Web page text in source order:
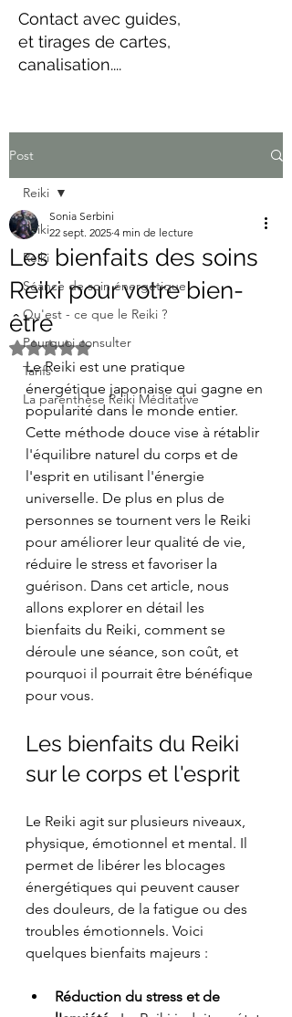
Contact avec guides,
et tirages de cartes,
canalisation....
Post
Reiki
Reiki
Séance de soin énergétique
Qu'est - ce que le Reiki ?
Pourquoi consulter
Tarifs
La parenthèse Reiki Méditative
Reiki
Les bienfaits des soins
Reiki pour votre bien-
être
Sonia Serbini
22 sept. 2025 4 min de lecture
Noté NaN étoiles sur 5.
Le Reiki est une pratique
énergétique japonaise qui gagne en
popularité dans le monde entier.
Cette méthode douce vise à rétablir
l'équilibre naturel du corps et de
l'esprit en utilisant l'énergie
universelle. De plus en plus de
personnes se tournent vers le Reiki
pour améliorer leur qualité de vie,
réduire le stress et favoriser la
guérison. Dans cet article, nous
allons explorer en détail les
bienfaits du Reiki, comment se
déroule une séance, son coût, et
pourquoi il pourrait être bénéfique
pour vous.
Les bienfaits du Reiki
sur le corps et l'esprit
Le Reiki agit sur plusieurs niveaux,
physique, émotionnel et mental. Il
permet de libérer les blocages
énergétiques qui peuvent causer
des douleurs, de la fatigue ou des
troubles émotionnels. Voici
quelques bienfaits majeurs :
Réduction du stress et de